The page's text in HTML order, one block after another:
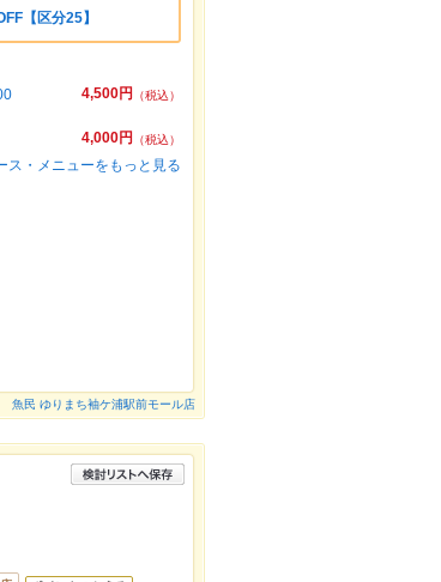
【区分25】
4,500円
（税込）
4,000円
（税込）
ス・メニューをもっと見る
魚民 ゆりまち袖ケ浦駅前モール店